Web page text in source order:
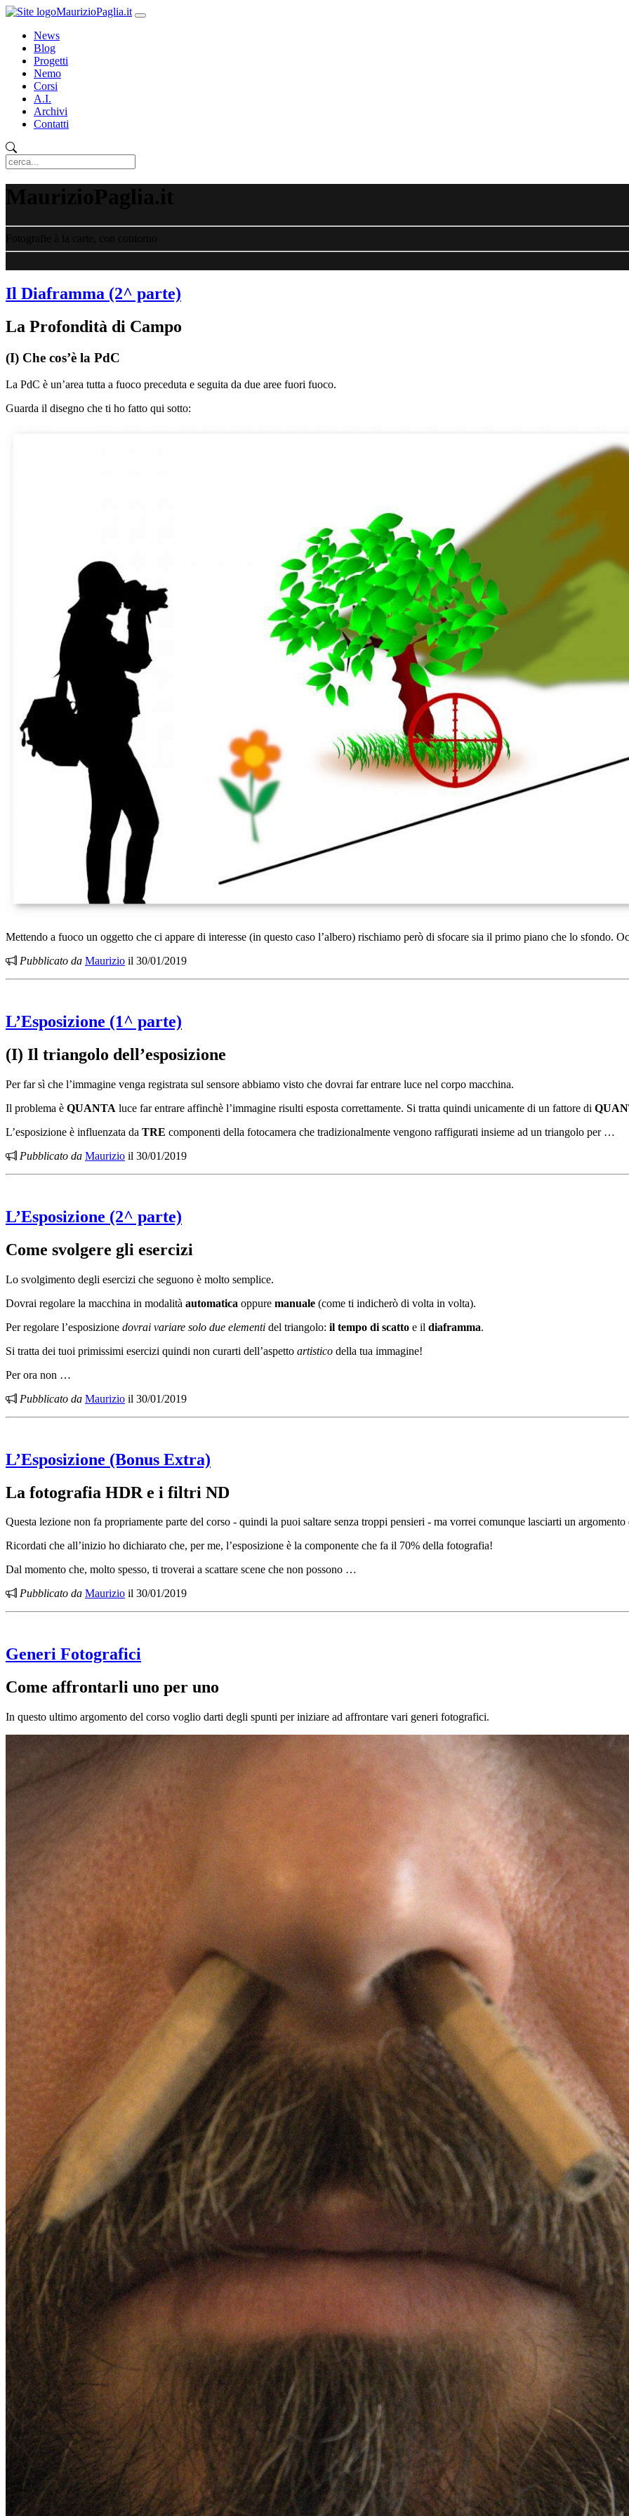
MaurizioPaglia.it
News
Blog
Progetti
Nemo
Corsi
A.I.
Archivi
Contatti
Il Diaframma (2^ parte)
La Profondità di Campo
(I) Che cos’è la PdC
La PdC è un’area tutta a fuoco preceduta e seguita da due aree fuori fuoco.
Guarda il disegno che ti ho fatto qui sotto:
Mettendo a fuoco un oggetto che ci appare di interesse (in questo caso l’albero) rischiamo però di sfocare sia il primo piano che lo sfondo.
Pubblicato da Maurizio il 30/01/2019
L’Esposizione (1^ parte)
(I) Il triangolo dell’esposizione
Per far sì che l’immagine venga registrata sul sensore abbiamo visto che dovrai far entrare luce nel corpo macchina.
Il problema è QUANTA luce far entrare affinchè l’immagine risulti esposta correttamente. Si tratta quindi unicamente di un fattore di
L’esposizione è influenzata da TRE componenti della fotocamera che tradizionalmente vengono raffigurati insieme ad un triangolo per …
Pubblicato da Maurizio il 30/01/2019
L’Esposizione (2^ parte)
Come svolgere gli esercizi
Lo svolgimento degli esercizi che seguono è molto semplice.
Dovrai regolare la macchina in modalità automatica oppure manuale (come ti indicherò di volta in volta).
Per regolare l’esposizione dovrai variare solo due elementi del triangolo: il tempo di scatto e il diaframma.
Si tratta dei tuoi primissimi esercizi quindi non curarti dell’aspetto artistico della tua immagine!
Per ora non …
Pubblicato da Maurizio il 30/01/2019
L’Esposizione (Bonus Extra)
La fotografia HDR e i filtri ND
Questa lezione non fa propriamente parte del corso - quindi la puoi saltare senza troppi pensieri - ma vorrei comunque lasciarti un
Ricordati che all’inizio ho dichiarato che, per me, l’esposizione è la componente che fa il 70% della fotografia!
Dal momento che, molto spesso, ti troverai a scattare scene che non possono …
Pubblicato da Maurizio il 30/01/2019
Generi Fotografici
Come affrontarli uno per uno
In questo ultimo argomento del corso voglio darti degli spunti per iniziare ad affrontare vari generi fotografici.